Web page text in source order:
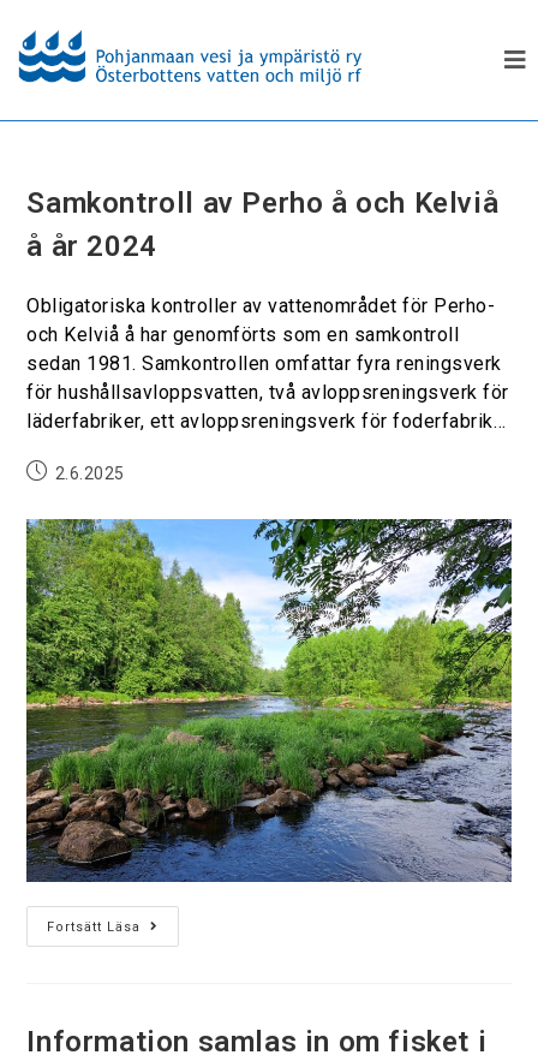
Samkontroll av Perho å och Kelviå
å år 2024
Obligatoriska kontroller av vattenområdet för Perho-
och Kelviå å har genomförts som en samkontroll
sedan 1981. Samkontrollen omfattar fyra reningsverk
för hushållsavloppsvatten, två avloppsreningsverk för
läderfabriker, ett avloppsreningsverk för foderfabrik…
2.6.2025
Fortsätt Läsa
Information samlas in om fisket i